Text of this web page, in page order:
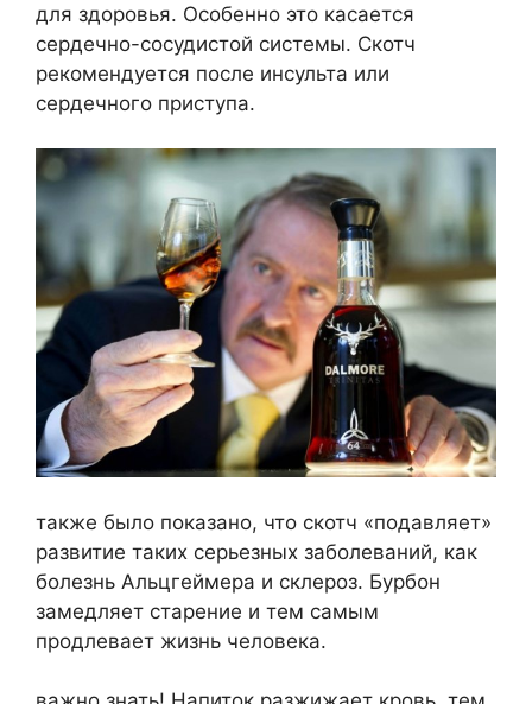
для здоровья. Особенно это касается
сердечно-сосудистой системы. Скотч
рекомендуется после инсульта или
сердечного приступа.
также было показано, что скотч «подавляет»
развитие таких серьезных заболеваний, как
болезнь Альцгеймера и склероз. Бурбон
замедляет старение и тем самым
продлевает жизнь человека.